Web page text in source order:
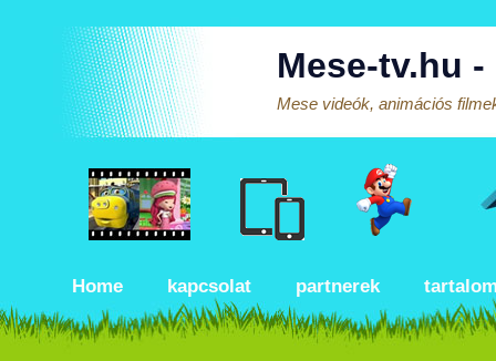
Mese-tv.hu
Mese videók, animációs
Home kapcsolat partnerek